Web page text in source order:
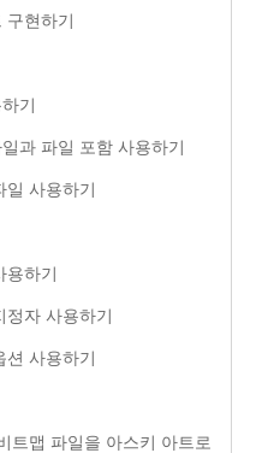
구현하기
기
과 파일 포함 사용하기
일 사용하기
용하기
정자 사용하기
션 사용하기
트맵 파일을 아스키 아트로